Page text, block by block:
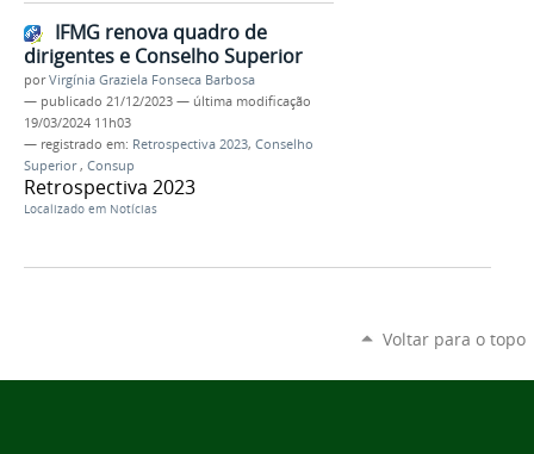
IFMG renova quadro de
dirigentes e Conselho Superior
porVirgínia Graziela Fonseca Barbosa
— publicado 21/12/2023 — última modificação
19/03/2024 11h03
— registrado em: Retrospectiva 2023, Conselho
Superior, Consup
Retrospectiva 2023
Localizado em Notícias
Voltar para o topo